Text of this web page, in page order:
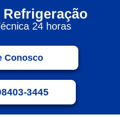
24 horas
Conosco
3445